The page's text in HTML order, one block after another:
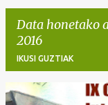
Data honetako
2016
IKUSI GUZTIAK